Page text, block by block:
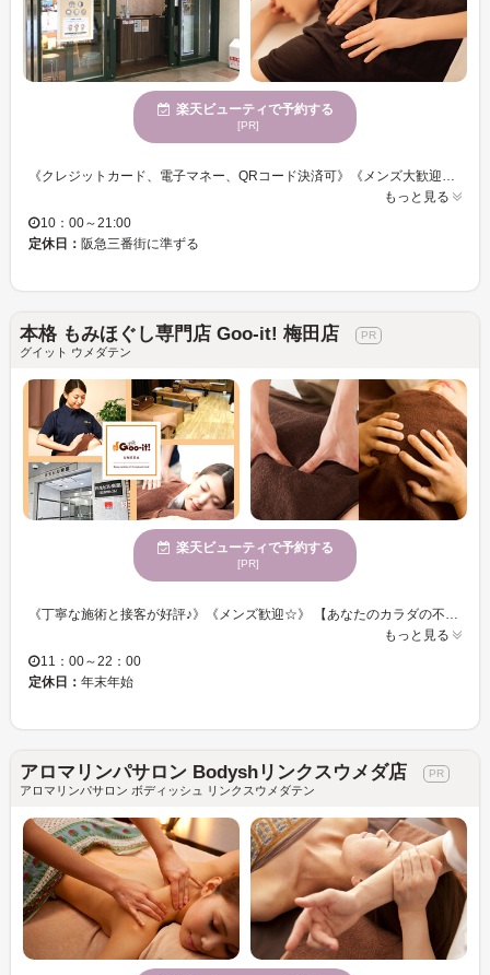
楽天ビューティで予約する
[PR]
《クレジットカード、電子マネー、QRコード決済可》《メンズ大歓迎☆》 【お客様に親身に寄り添ってコースをご提案させていただきます☆彡】 高度な専門知識をもったセラピストがあなたのカラダの不調や悩みにじっくりアプローチ◎ 「パウダー＆オイル」「首肩リフレ」「揉みほぐし」「ヘッドスパ」等、種類豊富にメニューをご用意♪♪ 疲れている部位を重点的にケアして癒しを提供いたします！
もっと見る
10：00～21:00
定休日： 阪急三番街に準ずる
本格 もみほぐし専門店 Goo-it! 梅田店
グイット ウメダテン
楽天ビューティで予約する
[PR]
《丁寧な施術と接客が好評♪》《メンズ歓迎☆》 【あなたのカラダの不調・お悩みに”プラス”になるように全力でサポートいたします♪】 もみほぐしで届かない深層の筋肉（インナーマッスル）をストレッチ◎ 全身とつながってるツボがたくさんある足裏や足の指をイタ気持ちいい刺激でアプローチ☆ 絶妙な力加減で、筋肉のコリ・疲労をほぐして身体の調子を整えます！ 整体・マッサージファンにも◎《梅田駅・大阪駅からスグ♪♪》カラダを整えませんか？リラクゼーションタイムを身近なものに・・・♪
もっと見る
11：00～22：00
定休日： 年末年始
アロマリンパサロン Bodyshリンクスウメダ店
アロマリンパサロン ボディッシュ リンクスウメダテン